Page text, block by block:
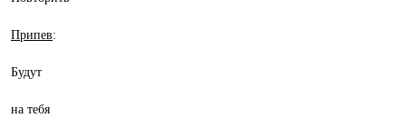
Припев:
Будут
на тебя